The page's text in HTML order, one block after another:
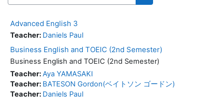
Search courses
Advanced English 3
Teacher: Daniels Paul
Business English and TOEIC (2nd Semester)
Business English and TOEIC (2nd Semester)
Teacher:Aya YAMASAKI
Teacher: BATESON Gordon(ベイトソン ゴードン)
Teacher: Daniels Paul